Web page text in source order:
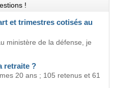
!
et trimestres cotisés au
ministère de la défense, je
retraite ?
20 ans ; 105 retenus et 61